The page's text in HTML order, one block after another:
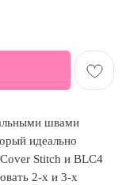
швами
идеально
Stitch и BLC4
2-х и 3-х